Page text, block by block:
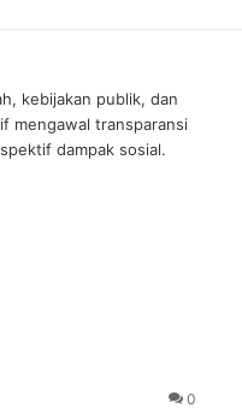
kebijakan publik, dan
mengawal transparansi
dampak sosial.
0